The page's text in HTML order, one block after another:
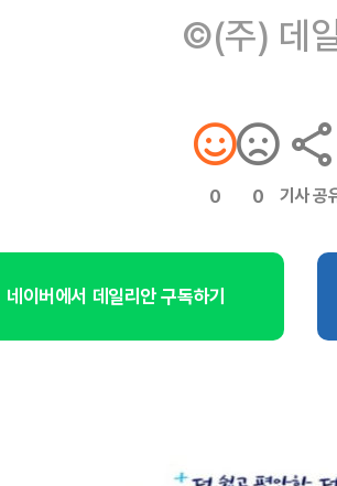
©(주) 데
0 0 기사 공
네이버에서 데일리안 구독하기